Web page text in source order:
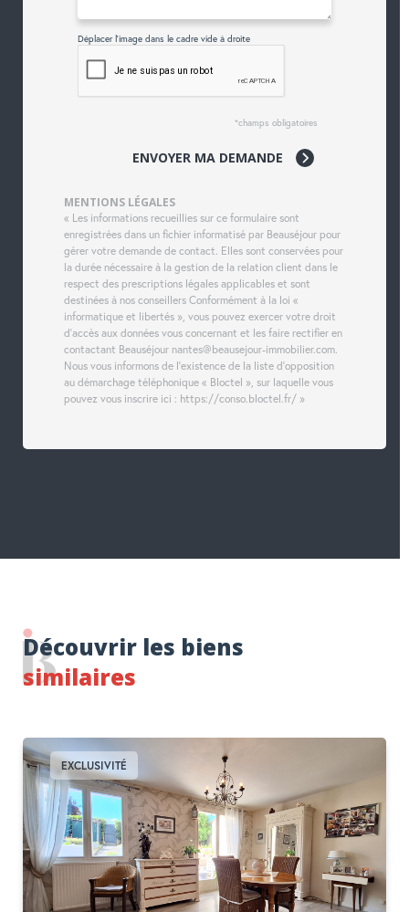
Déplacer l'image dans le cadre vide à droite
*champs obligatoires
ENVOYER MA DEMANDE
MENTIONS LÉGALES
« Les informations recueillies sur ce formulaire sont
enregistrées dans un fichier informatisé par Beauséjour pour
gérer votre demande de contact. Elles sont conservées pour
la durée nécessaire à la gestion de la relation client dans le
respect des prescriptions légales applicables et sont
destinées à nos conseillers Conformément à la loi «
informatique et libertés », vous pouvez exercer votre droit
d'accès aux données vous concernant et les faire rectifier en
contactant Beauséjour nantes@beausejour-immobilier.com.
Nous vous informons de l'existence de la liste d'opposition
au démarchage téléphonique « Bloctel », sur laquelle vous
pouvez vous inscrire ici : https://conso.bloctel.fr/ »
Découvrir les biens
similaires
EXCLUSIVITÉ